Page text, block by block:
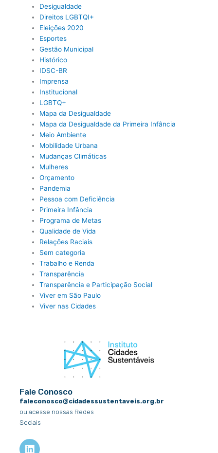
Desigualdade
Direitos LGBTQI+
Eleições 2020
Esportes
Gestão Municipal
Histórico
IDSC-BR
Imprensa
Institucional
LGBTQ+
Mapa da Desigualdade
Mapa da Desigualdade da Primeira Infância
Meio Ambiente
Mobilidade Urbana
Mudanças Climáticas
Mulheres
Orçamento
Pandemia
Pessoa com Deficiência
Primeira Infância
Programa de Metas
Qualidade de Vida
Relações Raciais
Sem categoria
Trabalho e Renda
Transparência
Transparência e Participação Social
Viver em São Paulo
Viver nas Cidades
Fale Conosco
faleconosco@cidadessustentaveis.org.br
ou acesse nossas Redes
Sociais
L